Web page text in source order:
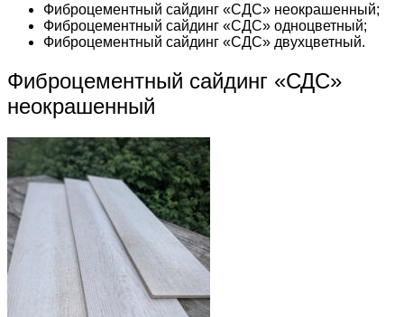
Фиброцементный сайдинг «СДС» неокрашенный;
Фиброцементный сайдинг «СДС» одноцветный;
Фиброцементный сайдинг «СДС» двухцветный.
Фиброцементный сайдинг «СДС»
неокрашенный